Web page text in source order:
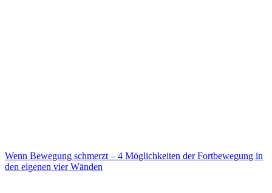
Wenn Bewegung schmerzt – 4 Möglichkeiten der Fortbewegung in
den eigenen vier Wänden